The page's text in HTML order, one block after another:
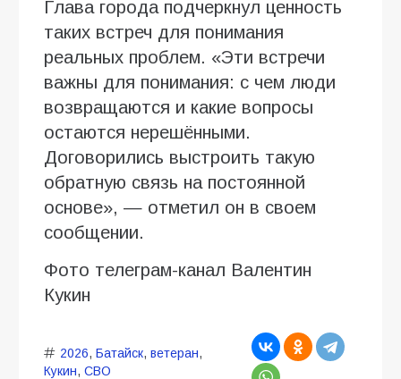
Глава города подчеркнул ценность
таких встреч для понимания
реальных проблем. «Эти встречи
важны для понимания: с чем люди
возвращаются и какие вопросы
остаются нерешёнными.
Договорились выстроить такую
обратную связь на постоянной
основе», — отметил он в своем
сообщении.
Фото телеграм-канал Валентин
Кукин
2026, Батайск, ветеран,
Кукин, СВО